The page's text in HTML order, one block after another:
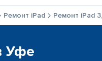
Ремонт iPad Ремонт iPad
Уфе